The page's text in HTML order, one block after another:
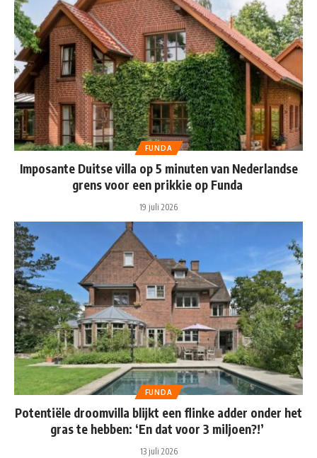
FUNDA
Imposante Duitse villa op 5 minuten van Nederlandse
grens voor een prikkie op Funda
19 juli 2026
FUNDA
Potentiële droomvilla blijkt een flinke adder onder het
gras te hebben: ‘En dat voor 3 miljoen?!’
13 juli 2026